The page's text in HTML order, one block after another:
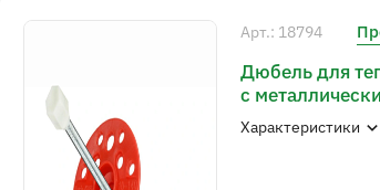
Арт.: 18794
Дюбель для
с
Характеристики